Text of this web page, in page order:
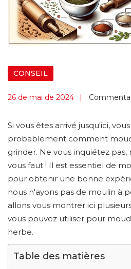
CONSEIL
26 de mai de 2024
Si vous êtes arrivé jusqu'ici,
probablement comment
grinder. Ne vous inquiétez
vous faut ! Il est essentiel de
pour obtenir une bonne
nous n'ayons pas de moulin à
allons vous montrer ici
vous pouvez utiliser pour
herbe.
Table des matières